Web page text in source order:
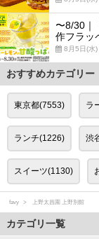
〜8/30｜
作フラッ
8月5日(水
おすすめカテゴリー
東京都(7553) ラ
ランチ(1226) 渋
スイーツ(1130)
favy 上野太昌園 上野別館
カテゴリ一覧